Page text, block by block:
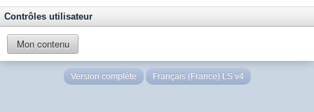
Contrôles utilisateur
Mon contenu
Version complète Français (France) LS v4